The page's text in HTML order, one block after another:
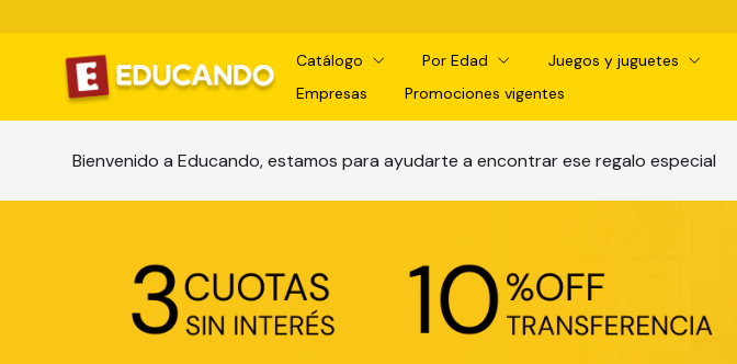
Catálogo Por Edad Juegos y juguetes
Empresas
Promociones vigentes
Bienvenido a Educando, estamos para ayudarte a encontrar ese regalo especial